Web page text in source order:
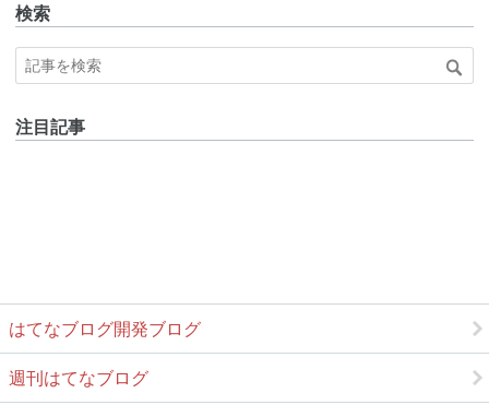
検索
注目記事
はてなブログ開発ブログ
週刊はてなブログ